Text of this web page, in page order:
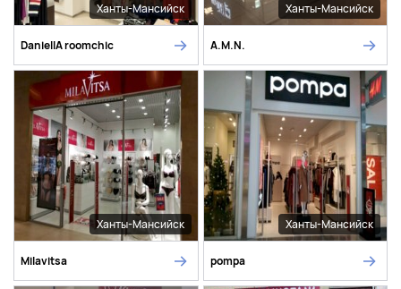
Ханты-Мансийск
DaniellA roomchic
Ханты-Мансийск
A.M.N.
Ханты-Мансийск
Milavitsa
Ханты-Мансийск
pompa